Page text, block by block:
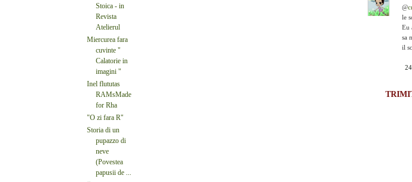
@
le
Eu
sa
il
Stoica - in
Revista
Atelierul
Miercurea fara
cuvinte "
Calatorie in
imagini "
Inel flututas
RAMsMade
for Rha
"O zi fara R"
Storia di un
pupazzo di
neve
(Povestea
papusii de ...